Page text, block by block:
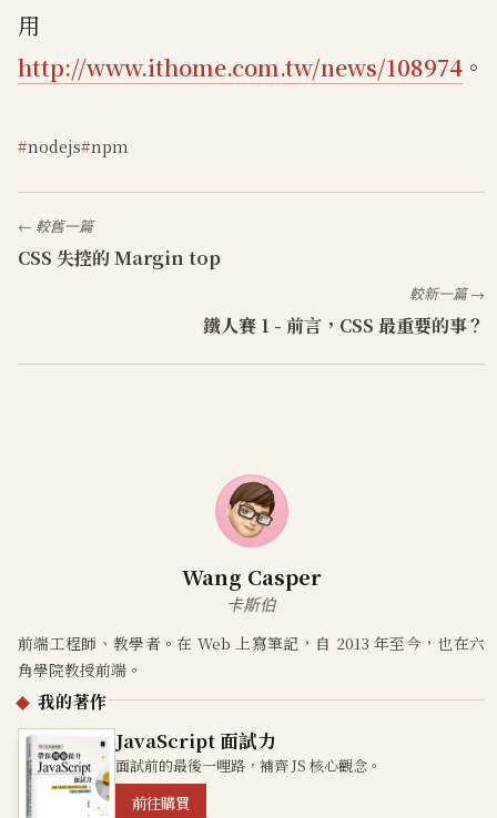
用
http://www.ithome.com.tw/news/108974 。
nodejs npm
← 較舊一篇
CSS 失控的 Margin top
較新一篇 →
鐵人賽 1 - 前言，CSS 最重要的事？
Wang Casper
卡斯伯
前端工程師、教學者。在 Web 上寫筆記，自 2013 年至今，也在六
角學院教授前端。
我的著作
JavaScript 面試力
面試前的最後一哩路，補齊 JS 核心觀念。
前往購買